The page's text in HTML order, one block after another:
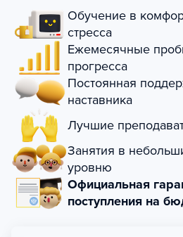
Обучение в
стресса
Ежемесячные
прогресса
Постоянная
наставника
Лучшие
Занятия в
уровню
Официальная
поступления на